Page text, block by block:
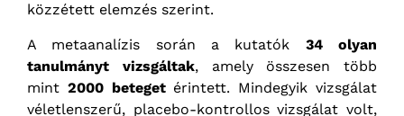
közzétett elemzés szerint.
A metaanalízis során a kutatók 34 olyan
tanulmányt vizsgáltak, amely összesen több
mint 2000 betegetérintett. Mindegyik vizsgálat
véletlenszerű, placebo-kontrollos vizsgálat volt,